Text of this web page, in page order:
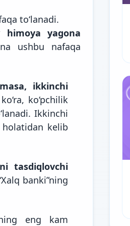
to‘lanadi.
himoya yagona
ushbu nafaqa
ikkinchi
ko‘pchilik
Ikkinchi
kelib
tasdiqlovchi
banki”ning
eng kam